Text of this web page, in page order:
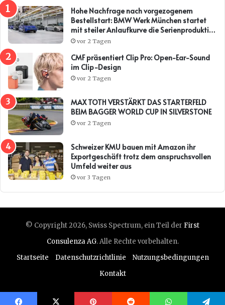
Hohe Nachfrage nach vorgezogenem
Bestellstart: BMW Werk München startet
mit steiler Anlaufkurve die Serienproduktion
des BMW i3*
vor 2 Tagen
CMF präsentiert Clip Pro: Open-Ear-Sound
im Clip-Design
vor 2 Tagen
MAX TOTH VERSTÄRKT DAS STARTERFELD
BEIM BAGGER WORLD CUP IN SILVERSTONE
vor 2 Tagen
Schweizer KMU bauen mit Amazon ihr
Exportgeschäft trotz dem anspruchsvollen
Umfeld weiter aus
vor 3 Tagen
© Copyright 2026, Swiss Spectrum, ein Teil der First
Consulenza AG. Alle Rechte vorbehalten.
Startseite
Datenschutzrichtlinie
Nutzungsbedingungen
Kontakt